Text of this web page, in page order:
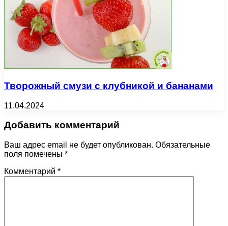
Творожный смузи с клубникой и бананами
11.04.2024
Добавить комментарий
Ваш адрес email не будет опубликован. Обязательные
поля помечены *
Комментарий *